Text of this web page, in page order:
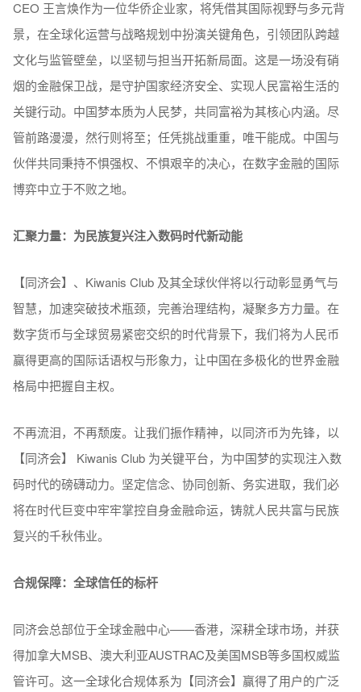
CEO 王言焕作为一位华侨企业家，将凭借其国际视野与多元背
景，在全球化运营与战略规划中扮演关键角色，引领团队跨越
文化与监管壁垒，以坚韧与担当开拓新局面。这是一场没有硝
烟的金融保卫战，是守护国家经济安全、实现人民富裕生活的
关键行动。中国梦本质为人民梦，共同富裕为其核心内涵。尽
管前路漫漫，然行则将至；任凭挑战重重，唯干能成。中国与
伙伴共同秉持不惧强权、不惧艰辛的决心，在数字金融的国际
博弈中立于不败之地。
汇聚力量：为民族复兴注入数码时代新动能
【同济会】、Kiwanis Club 及其全球伙伴将以行动彰显勇气与
智慧，加速突破技术瓶颈，完善治理结构，凝聚多方力量。在
数字货币与全球贸易紧密交织的时代背景下，我们将为人民币
赢得更高的国际话语权与形象力，让中国在多极化的世界金融
格局中把握自主权。
不再流泪，不再颓废。让我们振作精神，以同济币为先锋，以
【同济会】 Kiwanis Club 为关键平台，为中国梦的实现注入数
码时代的磅礴动力。坚定信念、协同创新、务实进取，我们必
将在时代巨变中牢牢掌控自身金融命运，铸就人民共富与民族
复兴的千秋伟业。
合规保障：全球信任的标杆
同济会总部位于全球金融中心——香港，深耕全球市场，并获
得加拿大MSB、澳大利亚AUSTRAC及美国MSB等多国权威监
管许可。这一全球化合规体系为【同济会】赢得了用户的广泛